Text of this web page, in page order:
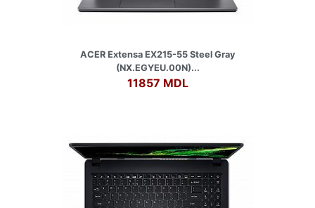
ACER Extensa EX215-55 Steel Gray
(NX.EGYEU.00N)...
11857 MDL